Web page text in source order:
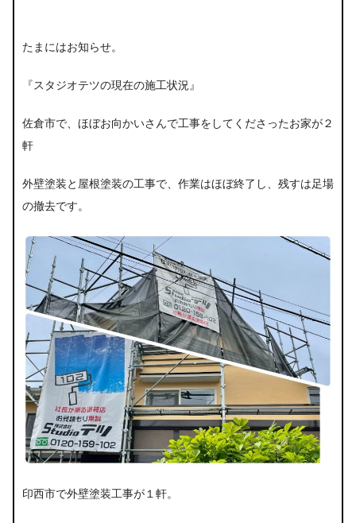
たまにはお知らせ。
『スタジオテツの現在の施工状況』
佐倉市で、ほぼお向かいさんで工事をしてくださったお家が２
軒
外壁塗装と屋根塗装の工事で、作業はほぼ終了し、残すは足場
の撤去です。
印西市で外壁塗装工事が１軒。